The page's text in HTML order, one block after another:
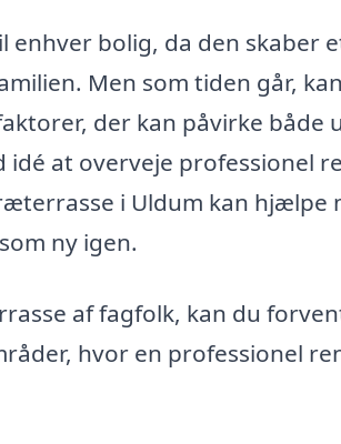
bolig, da den skaber
Men som tiden går,
der kan påvirke både
at overveje professionel
i Uldum kan hjælpe
ny igen.
af fagfolk, kan du
hvor en professionel